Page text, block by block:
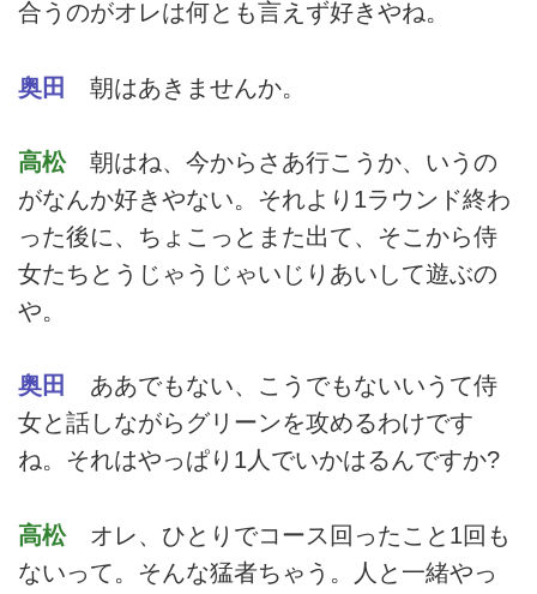
合うのがオレは何とも言えず好きやね。
奥田 朝はあきませんか。
高松朝はね、今からさあ行こうか、いうの
がなんか好きやない。それより1ラウンド終わ
った後に、ちょこっとまた出て、そこから侍
女たちとうじゃうじゃいじりあいして遊ぶの
や。
奥田
ああでもない、こうでもないいうて侍
女と話しながらグリーンを攻めるわけです
ね。それはやっぱり1人でいかはるんですか?
高松オレ、ひとりでコース回ったこと1回も
ないって。そんな猛者ちゃう。人と一緒やっ